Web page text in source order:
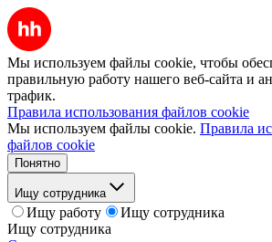
Мы используем файлы cookie, чтобы
правильную работу нашего веб-сайта и
трафик.
Правила использования файлов cookie
Мы используем файлы cookie. Правила
файлов cookie
Понятно
Ищу сотрудника
Ищу работу
Ищу сотрудника
Ищу сотрудника